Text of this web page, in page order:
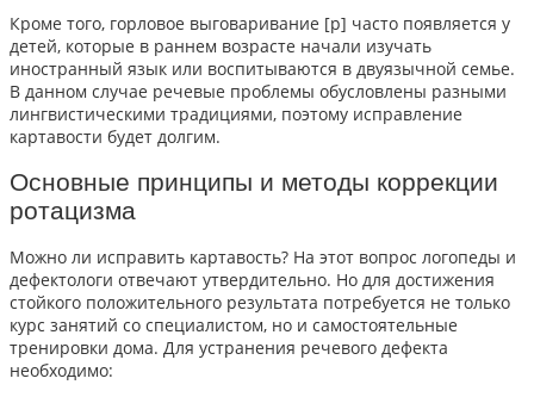
Кроме того, горловое выговаривание [р] часто появляется у
детей, которые в раннем возрасте начали изучать
иностранный язык или воспитываются в двуязычной семье.
В данном случае речевые проблемы обусловлены разными
лингвистическими традициями, поэтому исправление
картавости будет долгим.
Основные принципы и методы коррекции
ротацизма
Можно ли исправить картавость? На этот вопрос логопеды и
дефектологи отвечают утвердительно. Но для достижения
стойкого положительного результата потребуется не только
курс занятий со специалистом, но и самостоятельные
тренировки дома. Для устранения речевого дефекта
необходимо: